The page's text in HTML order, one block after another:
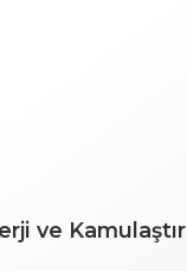
ve